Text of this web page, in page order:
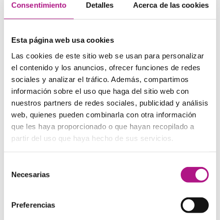
Consentimiento Detalles Acerca de las cookies
Esta página web usa cookies
Las cookies de este sitio web se usan para personalizar
el contenido y los anuncios, ofrecer funciones de redes
sociales y analizar el tráfico. Además, compartimos
información sobre el uso que haga del sitio web con
nuestros partners de redes sociales, publicidad y análisis
web, quienes pueden combinarla con otra información
que les haya proporcionado o que hayan recopilado a
partir del uso que haya hecho de sus servicios.
Necesarias
Preferencias
También puede que te ayude a acordarte este chiste:
hacer agujeros, lo que hacen las larvas de polilla con los
libros) yborrow (tomar prestado, lo que se hace con los
libros en la biblioteca). La imagen de la larva yendo a la
biblioteca a pedir prestados libros (o quizás a decir que va
a comérselos) seguro que te ayuda a asociar la palabra
borrowa llevarse algo prestado.
Lend, el verbo para prestar
Observa estos ejemplos:
I can’t lend you my laptop today, I really need it.
— No te
euros?